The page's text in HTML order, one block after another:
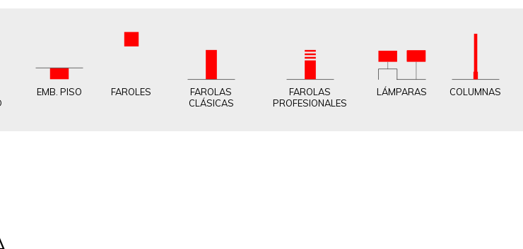
EMB. PISO FAROLES
FAROLAS
CLÁSICAS
FAROLAS
PROFESIONALES
LÁMPARAS COLUMNAS